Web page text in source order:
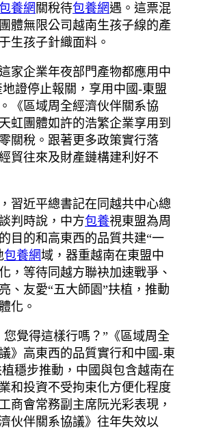
養網關稅待包養網遇。這票混
體無限公司越南生孩子線的產
生孩子針織面料。
家企業年夜部門產物都應用中
證停止報關，享用中國-東盟
《區域周全經濟伙伴關系協
虹團體如許的浩繁企業享用到
關稅。跟著更多政策實行落
貿往來及財產鏈構建利好不
習近平總書記在同越共中心總
判時說，中方包養視東盟為周
目的和高東西的品質共建“一
包養網域，器重越南在東盟中
，等待同越方聯袂加速戰爭、
、友愛“五大師園”扶植，推動
化。
您覺得這樣行嗎？”《區域周全
》高東西的品質實行和中國-東
穩步推動，中國與包含越南在
和投資不受拘束化方便化程度
商會常務副主席阮光彩表現，
伙伴關系協議》往年失效以